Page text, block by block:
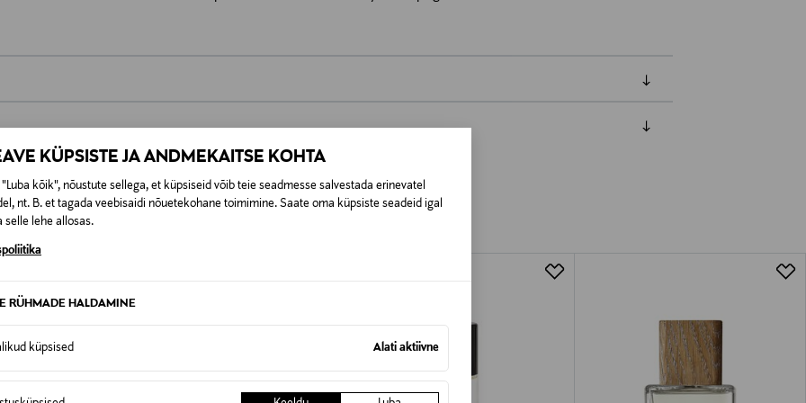
KÜPSISTE JA ANDMEKAITSE KOHTA
"Luba kõik", nõustute sellega, et küpsiseid võib teie seadmesse salvestada erinevatel
nt. B. et tagada veebisaidi nõuetekohane toimimine. Saate oma küpsiste seadeid igal
selle lehe allosas.
RÜHMADE HALDAMINE
küpsised Alati aktiivne
0,00 € – 4,90 €
lepingust taganeda 30 päeva jooksul alates kauba kättesaamisest. Suletud pakendis toodete puhul
Tagastatavad suletud pakendis kosmeetika- ja loodustooted peavad olema avamata originaalpakendis.
KA